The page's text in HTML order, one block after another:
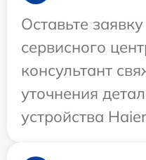
Оставьте
сервисного
консультант
уточнения
устройства